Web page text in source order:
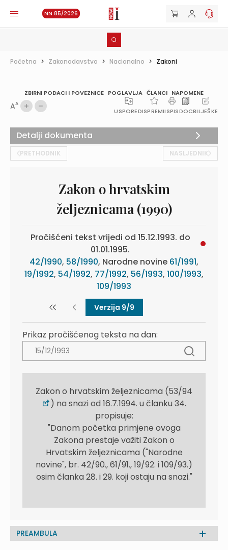
NN 85/2026
Početna > Zakonodavstvo > Nacionalno > Zakoni
ZBIRNI PODACI I POVEZNICE POGLAVLJA ČLANCI NAPOMENE
AA
USPOREDISPREMIISPISDOCBILJEŠKE
PRETHODNIK NASLJEDNIK
Zakon o hrvatskim
željeznicama (1990)
Pročišćeni tekst vrijedi od 15.12.1993. do
01.01.1995.
42/1990, 58/1990, Narodne novine 61/1991,
19/1992, 54/1992, 77/1992, 56/1993, 100/1993,
109/1993
Verzija 9/9
Prikaz pročišćenog teksta na dan:
Zakon o hrvatskim željeznicama (53/94
) na snazi od 16.7.1994. u članku 34.
propisuje:
"Danom početka primjene ovoga
Zakona prestaje važiti Zakon o
Hrvatskim željeznicama ("Narodne
novine", br. 42/90., 61/91., 19/92. i 109/93.)
osim članka 28. i 29. koji ostaju na snazi."
PREAMBULA
Detalji dokumenta